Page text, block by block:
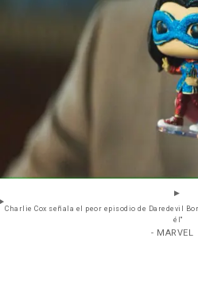
Charlie Cox señala el peor episodio de Daredevil
él"
- MARVEL